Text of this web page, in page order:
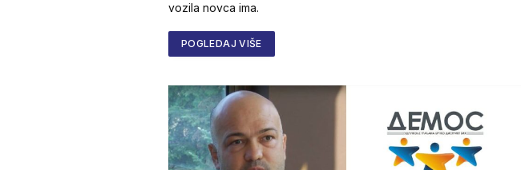
vozila novca ima.
POGLEDAJ VIŠE